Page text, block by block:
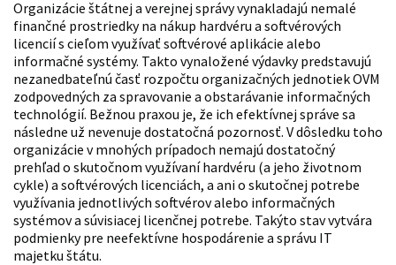
Organizácie štátnej a verejnej správy vynakladajú nemalé
finančné prostriedky na nákup hardvéru a softvérových
licencií s cieľom využívať softvérové aplikácie alebo
informačné systémy. Takto vynaložené výdavky predstavujú
nezanedbateľnú časť rozpočtu organizačných jednotiek OVM
zodpovedných za spravovanie a obstarávanie informačných
technológií. Bežnou praxou je, že ich efektívnej správe sa
následne už nevenuje dostatočná pozornosť. V dôsledku toho
organizácie v mnohých prípadoch nemajú dostatočný
prehľad o skutočnom využívaní hardvéru (a jeho životnom
cykle) a softvérových licenciách, a ani o skutočnej potrebe
využívania jednotlivých softvérov alebo informačných
systémov a súvisiacej licenčnej potrebe. Takýto stav vytvára
podmienky pre neefektívne hospodárenie a správu IT
majetku štátu.